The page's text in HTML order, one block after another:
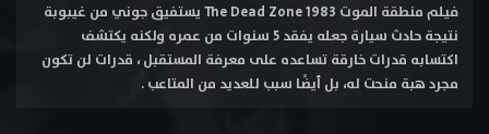
فيلم منطقة الموت The Dead Zone 1983 يستفيق جوني من غيبوبة
نتيجة حادث سيارة جعله يفقد 5 سنوات من عمره ولكنه يكتشف
اكتسابه قدرات خارقة تساعده على معرفة المستقبل ، قدرات لن تكون
مجرد هبة منحت له، بل أيضًا سبب للعديد من المتاعب .